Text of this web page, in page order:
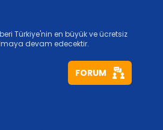
Türkiye'nin en büyük ve ücretsiz
devam edecektir.
FORUM